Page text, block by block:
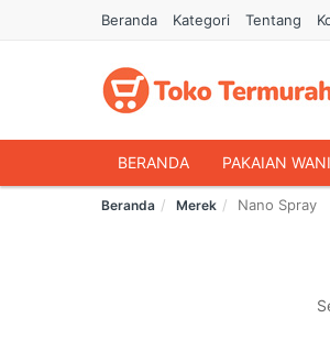
Beranda Kategori Tentang
BERANDA PAKAIAN
HANDPHONE & AKSESORIS
Beranda Merek Nano Spray